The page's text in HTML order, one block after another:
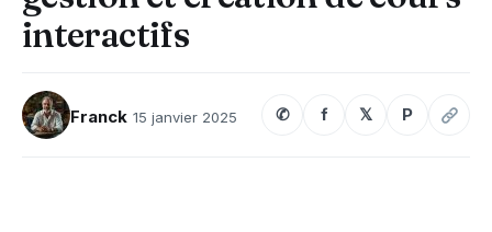
interactifs
Franck 15 janvier 2025 ✆ f 𝕏 P